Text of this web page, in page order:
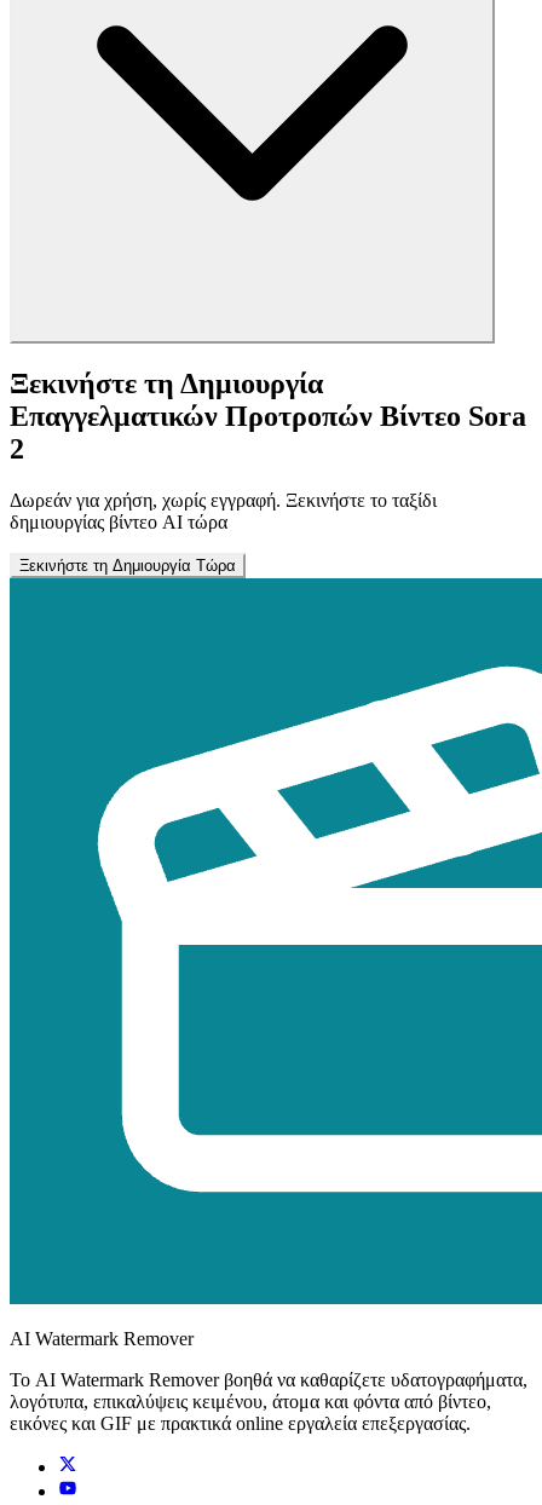
Ξεκινήστε τη Δημιουργία
Επαγγελματικών Προτροπών Βίντεο Sora
2
Δωρεάν για χρήση, χωρίς εγγραφή. Ξεκινήστε το ταξίδι
δημιουργίας βίντεο AI τώρα
Ξεκινήστε τη Δημιουργία Τώρα
AI Watermark Remover
Το AI Watermark Remover βοηθά να καθαρίζετε υδατογραφήματα,
λογότυπα, επικαλύψεις κειμένου, άτομα και φόντα από βίντεο,
εικόνες και GIF με πρακτικά online εργαλεία επεξεργασίας.